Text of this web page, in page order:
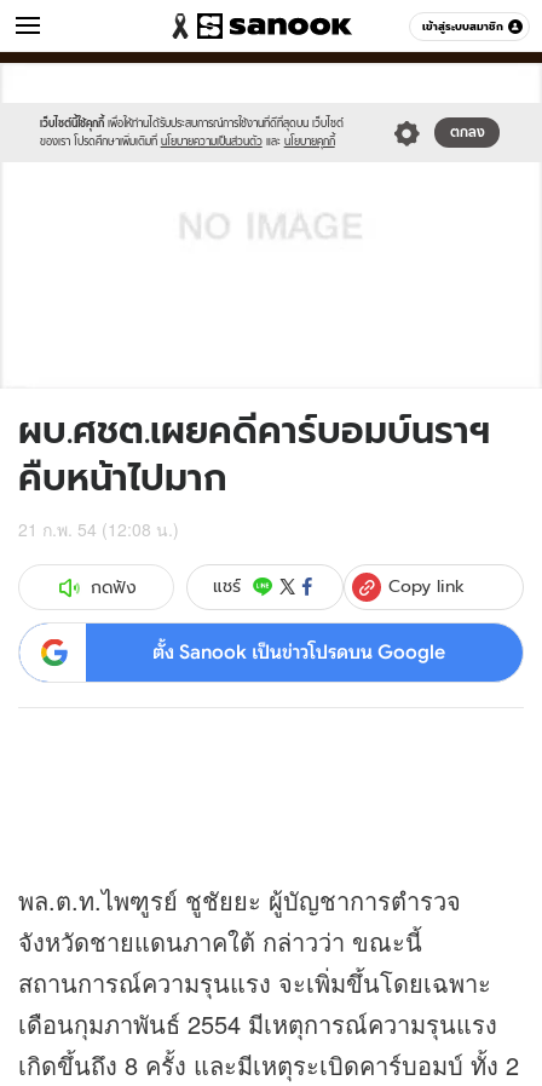
เข้าสู่ระบบสมาชิก
ข่าว หมวดอื่นๆ
เว็บไซต์นี้ใช้คุกกี้ เพื่อให้ท่านได้รับประสบการณ์การใช้งานที่ดีที่สุดบน เว็บไซต์
ของเรา โปรดศึกษาเพิ่มเติมที่ นโยบายความเป็นส่วนตัว และ นโยบายคุกกี้
ตกลง
sanook.png
image.jpg
ผบ.ศชต.เผยคดีคาร์บอมบ์นราฯ
คืบหน้าไปมาก
21 ก.พ. 54 (12:08 น.)
กดฟัง แชร์ Copy link
ตั้ง Sanook เป็นข่าวโปรดบน Google
พล.ต.ท.ไพฑูรย์ ชูชัยยะ ผู้บัญชาการตำรวจ
จังหวัดชายแดนภาคใต้ กล่าวว่า ขณะนี้
สถานการณ์ความรุนแรง จะเพิ่มขึ้นโดยเฉพาะ
เดือนกุมภาพันธ์ 2554 มีเหตุการณ์ความรุนแรง
เกิดขึ้นถึง 8 ครั้ง และมีเหตุระเบิดคาร์บอมบ์ ทั้ง 2